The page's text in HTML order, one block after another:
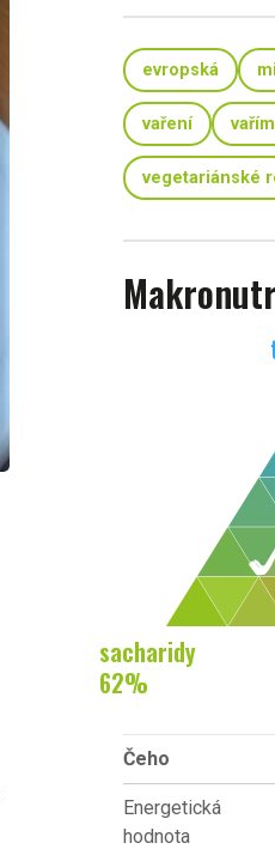
evropská
vaření
vegetariánské
sacharidy
62%
Čeho
Energetická
hodnota